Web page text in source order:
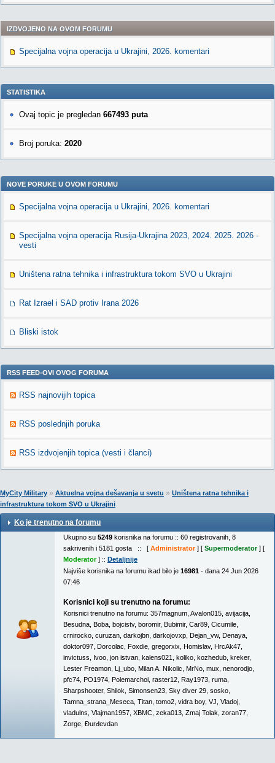
IZDVOJENO NA OVOM FORUMU
Specijalna vojna operacija u Ukrajini, 2026. komentari
STATISTIKA
Ovaj topic je pregledan 667493 puta
Broj poruka: 2020
NOVE PORUKE U OVOM FORUMU
Specijalna vojna operacija u Ukrajini, 2026. komentari
Specijalna vojna operacija Rusija-Ukrajina 2023, 2024. 2025. 2026 -
vesti
Uništena ratna tehnika i infrastruktura tokom SVO u Ukrajini
Rat Izrael i SAD protiv Irana 2026
Bliski istok
RSS FEED-OVI OVOG FORUMA
RSS najnovijih topica
RSS poslednjih poruka
RSS izdvojenjih topica (vesti i članci)
MyCity Military » Aktuelna vojna dešavanja u svetu » Uništena ratna tehnika i
infrastruktura tokom SVO u Ukrajini
Ko je trenutno na forumu
Ukupno su 5249 korisnika na forumu :: 60 registrovanih, 8
sakrivenih i 5181 gosta :: [ Administrator] [ Supermoderator] [
Moderator] :: Detaljnije
Najviše korisnika na forumu ikad bilo je 16981 - dana 24 Jun 2026
07:46
Korisnici koji su trenutno na forumu:
Korisnici trenutno na forumu: 357magnum Avalon015 avijacija
Besudna Boba bojcistv, boromir, Bubimir, Car89 Cicumile
crnirocko curuzan darkojbn darkojovxp Dejan_vw, Denaya
doktor097 Dorcolac Foxdie gregorxix Homislav, HrcAk47
invictuss
Ivoo jon istvan kalens021 koliko kozhedub kreker,
Lester Freamon Lj_ubo Milan A. Nikolic MrNo mux nenorodjo
pfc74 PO1974 Polemarchoi raster12 Ray1973 ruma
Sharpshooter, Shilok Simonsen23 Sky diver 29 sosko
Tamna_strana_Meseca Titan tomo2 vidra boy, VJ Vladoj
vladulns Vlajman1957 XBMC zeka013 Zmaj Tolak zoran77
Zorge Đurđevdan